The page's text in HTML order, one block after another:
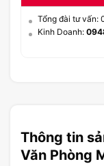
Tổng đài tư vấn:
Kinh Doanh:
Thông tin
Văn Phòng